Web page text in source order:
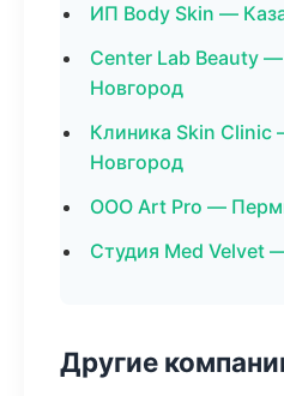
ИП Body Skin —
Center Lab Beauty
Новгород
Клиника Skin
Новгород
ООО Art Pro —
Студия Med Velvet
Другие